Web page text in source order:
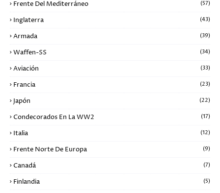
Frente Del Mediterráneo (57)
Inglaterra (43)
Armada (39)
Waffen-SS (34)
Aviación (33)
Francia (23)
Japón (22)
Condecorados En La WW2 (17)
Italia (12)
Frente Norte De Europa (9)
Canadá (7)
Finlandia (5)